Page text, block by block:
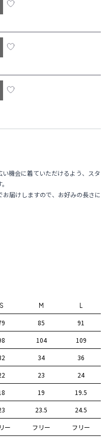
機会に着ていただけるよう、スタ
届けしますので、お好みの長さに
S M
L
85
91
104
109
34
36
23
24
19
19.5
23.5
24.5
ー フリー フリー